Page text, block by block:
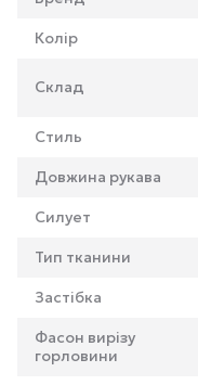
Колір
Склад
Стиль
Довжина рукава
Силует
Тип тканини
Застібка
Фасон вирізу
горловини